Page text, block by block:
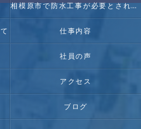
相模原市で防水工事が必要とされる理由
仕事内容
社員の声
アクセス
ブログ